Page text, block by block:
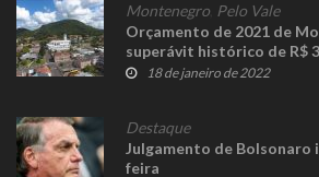
Montenegro Pelo Vale
Orçamento de 2021 de
superávit histórico de R$
18 de janeiro de 2022
Destaque
Julgamento de Bolsonaro
feira